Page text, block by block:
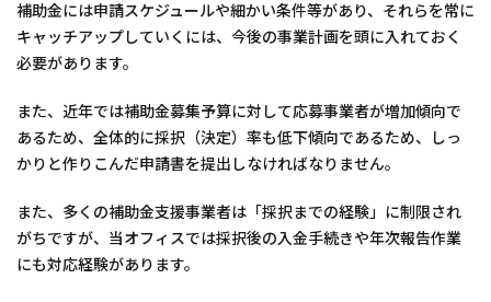
補助金には申請スケジュールや細かい条件等があり、それらを常に
キャッチアップしていくには、今後の事業計画を頭に入れておく
必要があります。
また、近年では補助金募集予算に対して応募事業者が増加傾向で
あるため、全体的に採択（決定）率も低下傾向であるため、しっ
かりと作りこんだ申請書を提出しなければなりません。
また、多くの補助金支援事業者は「採択までの経験」に制限され
がちですが、当オフィスでは採択後の入金手続きや年次報告作業
にも対応経験があります。